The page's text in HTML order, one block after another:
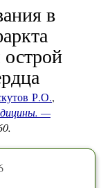
в
Р.О.,
—